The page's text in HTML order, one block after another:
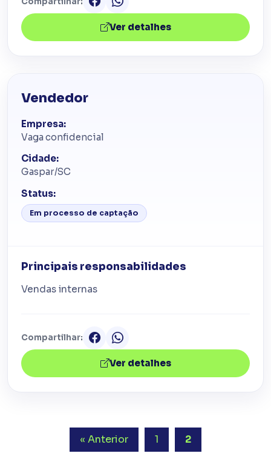
Ver detalhes
Vendedor
Empresa:
Vaga confidencial
Cidade:
Gaspar/SC
Status:
Em processo de captação
Principais responsabilidades
Vendas internas
Compartilhar:
Ver detalhes
« Anterior 1 2